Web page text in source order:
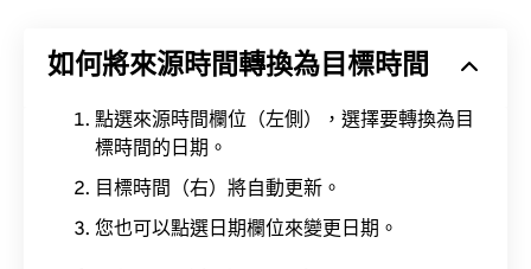
如何將來源時間轉換為目標時間
點選來源時間欄位（左側），選擇要轉換為目
標時間的日期。
目標時間（右）將自動更新。
您也可以點選日期欄位來變更日期。